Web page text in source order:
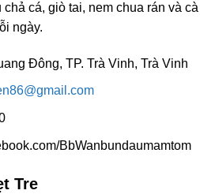
cá, giò tai, nem chua rán và
ngày.
Đông, TP. Trà Vinh, Trà Vinh
BbWanbundaumamtom
Tre